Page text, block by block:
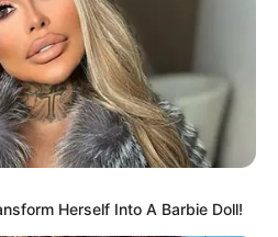
ray_samuraitattooo)
rumit, gambarnya dibuat
lho
Herself Into A Barbie Doll!